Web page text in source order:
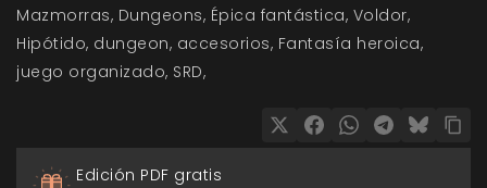
Mazmorras Dungeons Épica fantástica Voldor
Hipótido dungeon accesorios Fantasía heroica
juego organizado SRD
Edición PDF gratis